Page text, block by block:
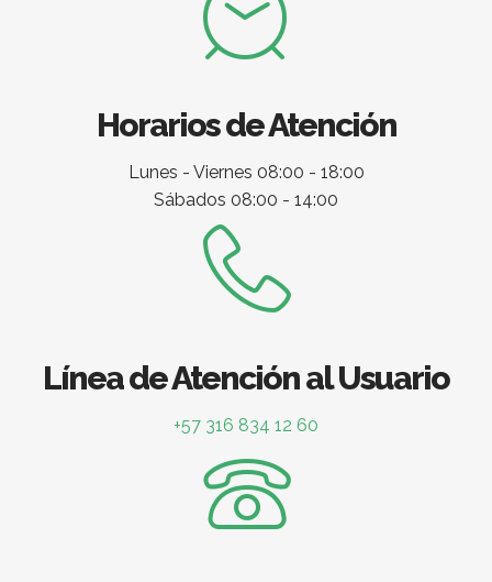
Horarios de Atención
Lunes - Viernes 08:00 - 18:00
Sábados 08:00 - 14:00
Línea de Atención al Usuario
+57 316 834 12 60